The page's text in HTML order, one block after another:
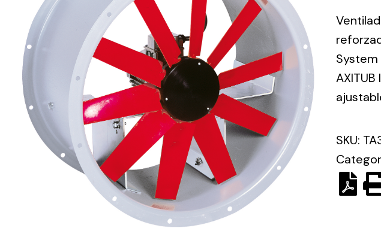
eléctrico.
Lighting and
Electrical
Equipment
Complete
solutions in
lighting and
electrical
The
SKU: